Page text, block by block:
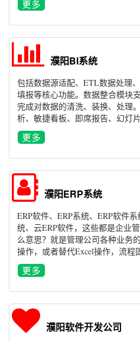
濮阳BI系统
包括数据源适配、ETL数据处理
填报等核心功能。数据整合模块
完成对数据的清洗、装换、处理
析、敏捷看板、即席报告、幻灯
濮阳ERP系统
ERP软件、ERP系统、ERP软件
统、云ERP软件，这些都是企业
么意思？就是管理公司各种业务
操作，或者替代Excel操作，流程
濮阳软件开发公司